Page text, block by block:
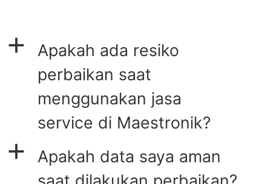
a
Apakah ada resiko
perbaikan saat
menggunakan jasa
service di Maestronik?
a
Apakah data saya aman